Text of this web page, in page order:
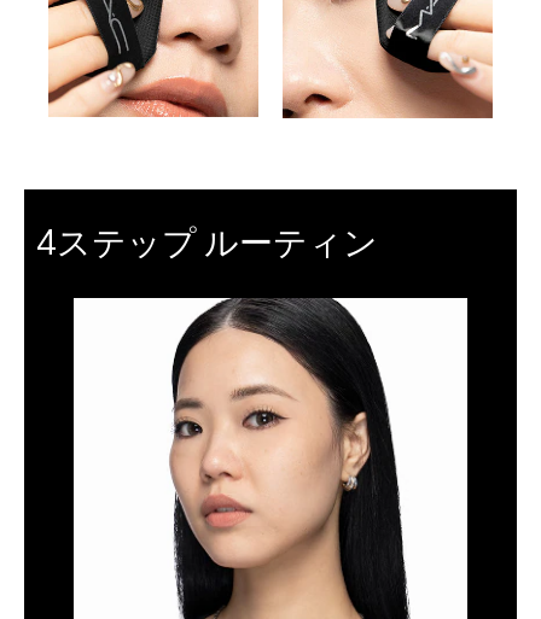
4ステップ ルーティン